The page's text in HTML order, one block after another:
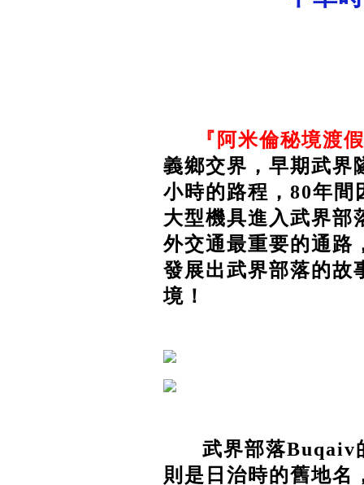
『阿米倫秘境渡
義鄉交界，早期武界
小時的路程，80年間
大型機具進入武界部
外交通最重要的通路
發展出武界部落的故
境！
武界部落Buqaiv
則是日治時的舊地